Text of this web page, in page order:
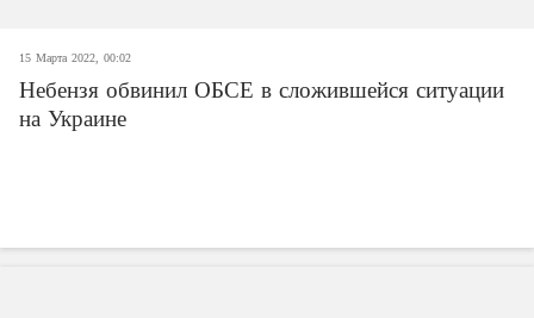
15 Марта 2022, 00:02
Небензя обвинил ОБСЕ в сложившейся ситуации
на Украине